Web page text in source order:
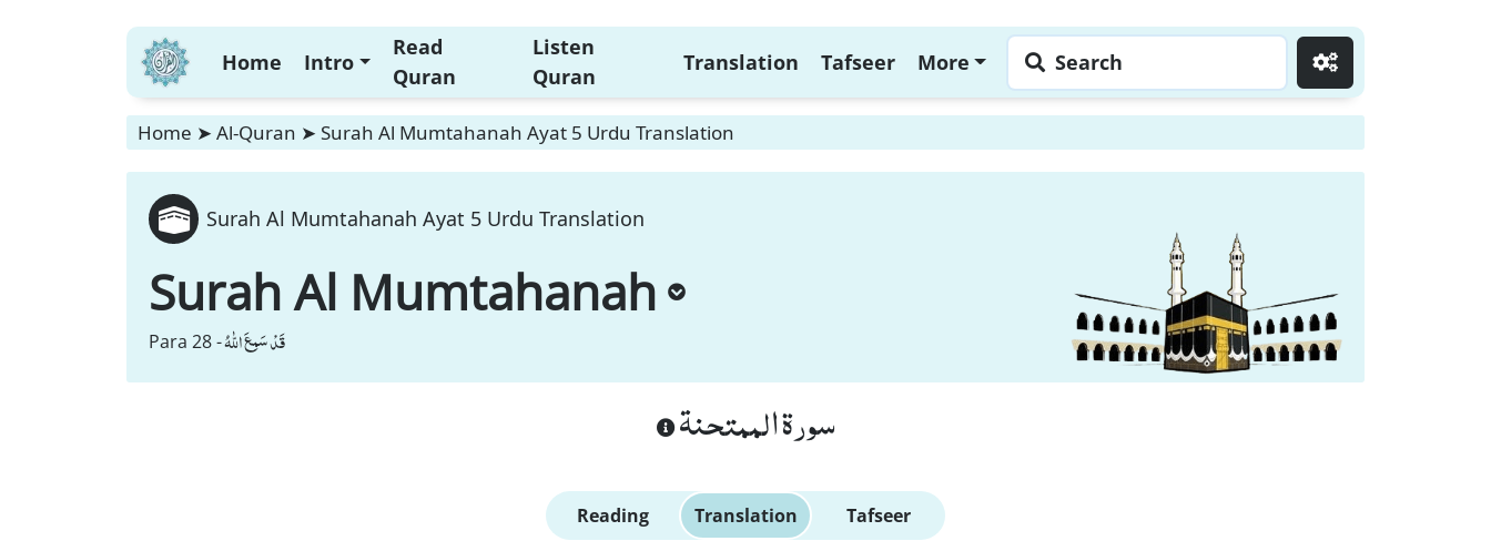
Home Intro
Read
Quran
Listen
Quran
Translation Tafseer More Search
Home ➤ Al-Quran ➤ Surah Al Mumtahanah Ayat 5 Urdu Translation
Surah Al Mumtahanah Ayat 5 Urdu Translation
Surah Al Mumtahanah
Para 28 -قَدْ سَمِعَ اللّٰهُ
سورة الممتحنة
Reading Translation Tafseer